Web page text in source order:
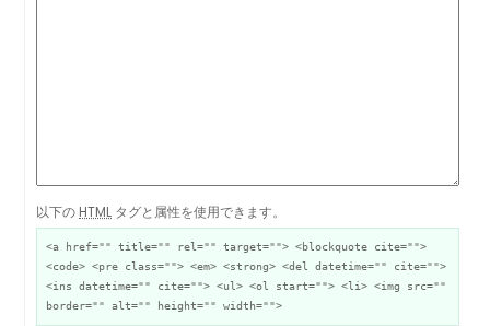
以下の HTML タグと属性を使用できます。
<a href="" title="" rel="" target=""> <blockquote cite="">
<code> <pre class=""> <em> <strong> <del datetime="" cite="">
<ins datetime="" cite=""> <ul> <ol start=""> <li> <img src=""
border="" alt="" height="" width="">